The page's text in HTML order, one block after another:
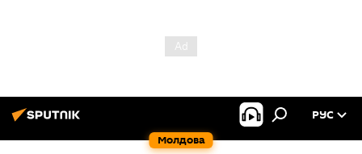
Молдова
РУС